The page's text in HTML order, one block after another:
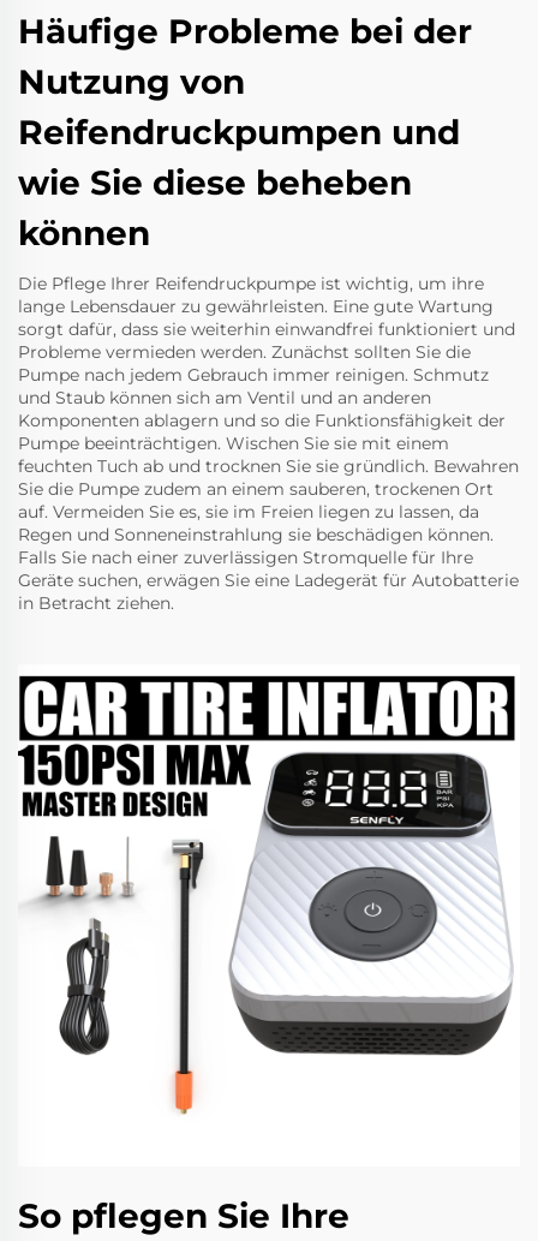
Häufige Probleme bei der
Nutzung von
Reifendruckpumpen und
wie Sie diese beheben
können
Die Pflege Ihrer Reifendruckpumpe ist wichtig, um ihre
lange Lebensdauer zu gewährleisten. Eine gute Wartung
sorgt dafür, dass sie weiterhin einwandfrei funktioniert und
Probleme vermieden werden. Zunächst sollten Sie die
Pumpe nach jedem Gebrauch immer reinigen. Schmutz
und Staub können sich am Ventil und an anderen
Komponenten ablagern und so die Funktionsfähigkeit der
Pumpe beeinträchtigen. Wischen Sie sie mit einem
feuchten Tuch ab und trocknen Sie sie gründlich. Bewahren
Sie die Pumpe zudem an einem sauberen, trockenen Ort
auf. Vermeiden Sie es, sie im Freien liegen zu lassen, da
Regen und Sonneneinstrahlung sie beschädigen können.
Falls Sie nach einer zuverlässigen Stromquelle für Ihre
Geräte suchen, erwägen Sie eine Ladegerät für Autobatterie
in Betracht ziehen.
So pflegen Sie Ihre